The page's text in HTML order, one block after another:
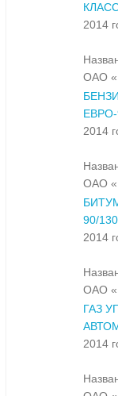
2014
ОАО
ЕВРО-
2014
ОАО
90/130
2014
ОАО
ГАЗ
2014